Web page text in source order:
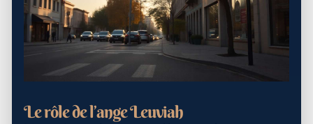
Le rôle de l’ange Leuviah